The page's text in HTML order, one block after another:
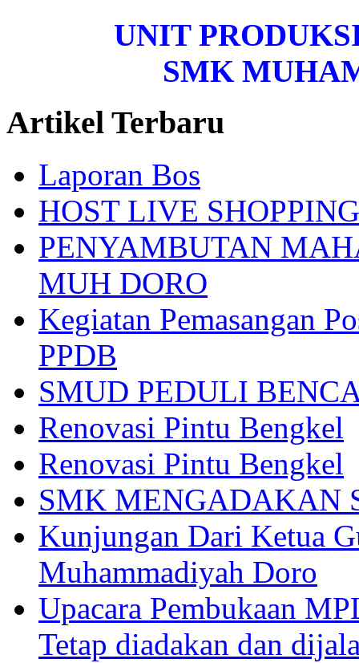
UNIT
SMK
Artikel Terbaru
Laporan Bos
HOST LIVE SHOPPING
PENYAMBUTAN
MUH DORO
Kegiatan Pemasangan
PPDB
SMUD PEDULI
Renovasi Pintu Bengkel
Renovasi Pintu Bengkel
SMK MENGADAKAN
Kunjungan Dari Ketua
Muhammadiyah Doro
Upacara Pembukaan
Tetap diadakan dan